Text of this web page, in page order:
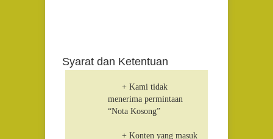
Syarat dan Ketentuan
+ Kami tidak
menerima permintaan
“Nota Kosong”
+ Konten yang masuk